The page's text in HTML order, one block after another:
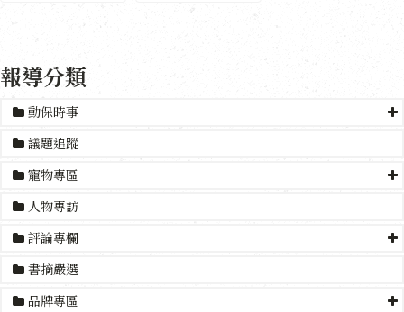
報導分類
動保時事
議題追蹤
寵物專區
人物專訪
評論專欄
書摘嚴選
品牌專區